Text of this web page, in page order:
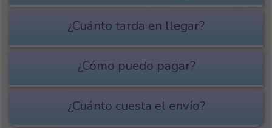
¿Cuánto tarda en llegar?
¿Cómo puedo pagar?
¿Cuánto cuesta el envío?